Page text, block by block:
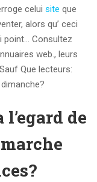
celui site que
alors qu’ ceci
point… Consultez
web., leurs
Que lecteurs:
de